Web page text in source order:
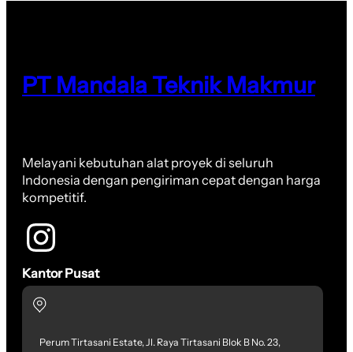
PT Mandala Teknik Makmur
Melayani kebutuhan alat proyek di seluruh
Indonesia dengan pengiriman cepat dengan harga
kompetitif.
Kantor Pusat
Perum Tirtasani Estate, Jl. Raya Tirtasani Blok B No. 23,